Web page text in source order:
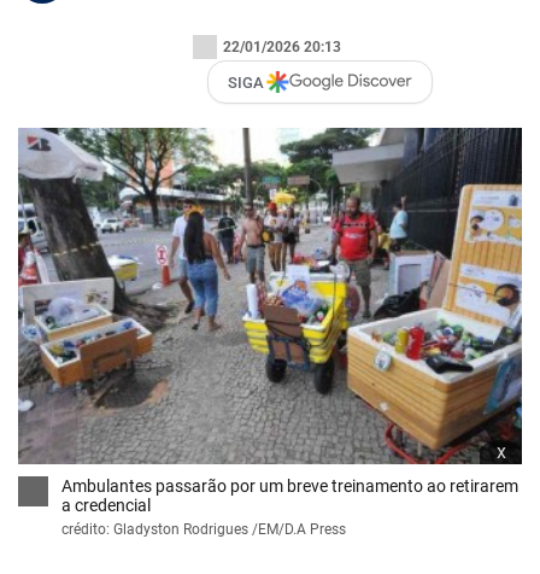
22/01/2026 20:13
SIGA
x
Ambulantes passarão por um breve treinamento ao retirarem
a credencial
crédito: Gladyston Rodrigues /EM/D.A Press